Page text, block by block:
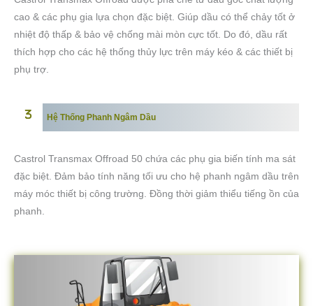
cao & các phụ gia lựa chọn đặc biệt. Giúp dầu có thể chảy tốt ở
nhiệt độ thấp & bảo vệ chống mài mòn cực tốt. Do đó, dầu rất
thích hợp cho các hệ thống thủy lực trên máy kéo & các thiết bị
phụ trợ.
Hệ Thống Phanh Ngâm Dầu
Castrol Transmax Offroad 50 chứa các phụ gia biến tính ma sát
đặc biệt. Đảm bảo tính năng tối ưu cho hệ phanh ngâm dầu trên
máy móc thiết bị công trường. Đồng thời giảm thiểu tiếng ồn của
phanh.